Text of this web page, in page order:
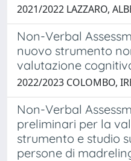
2021/2022 LAZZARO,
Non-Verbal
nuovo strumento
valutazione
2022/2023 COLOMBO,
Non-Verbal
preliminari per la
strumento e studio
persone di